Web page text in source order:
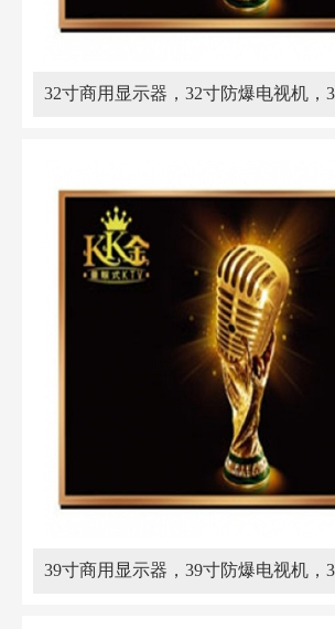
32寸商用显示器，32寸防爆电视机，
39寸商用显示器，39寸防爆电视机，